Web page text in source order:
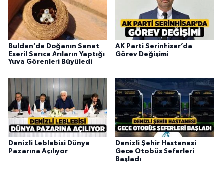
Buldan’da Doğanın Sanat
Eseri! Sarıca Arıların Yaptığı
Yuva Görenleri Büyüledi
AK Parti Serinhisar’da
Görev Değişimi
Denizli Leblebisi Dünya
Pazarına Açılıyor
Denizli Şehir Hastanesi
Gece Otobüs Seferleri
Başladı